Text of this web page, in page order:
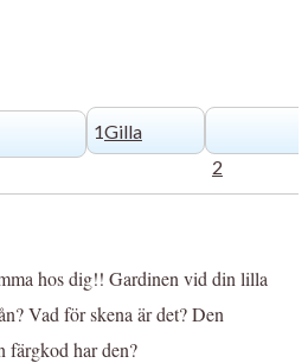
1Gilla
2
hos dig!! Gardinen vid din lilla
Vad för skena är det? Den
färgkod har den?